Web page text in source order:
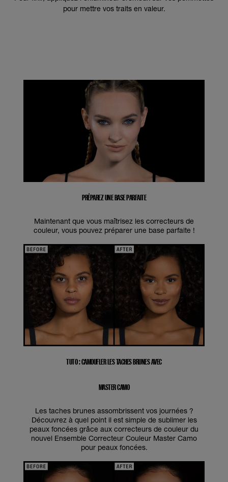
pour mettre vos traits en valeur.
PRÉPAREZ UNE BASE PARFAITE
Maintenant que vous maîtrisez les correcteurs de
couleur, vous pouvez préparer une base parfaite !
TUTO : CAMOUFLER LES TACHES BRUNES AVEC
MASTER CAMO
Les taches brunes assombrissent vos journées ?
Découvrez à quel point il est simple de sublimer les
peaux foncées grâce aux correcteurs de couleur du
nouvel Ensemble Correcteur Couleur Master Camo
pour peaux foncées.